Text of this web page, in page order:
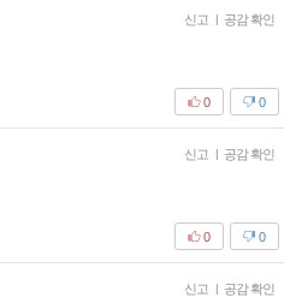
신고 | 공감 확인
0
0
신고 | 공감 확인
0
0
신고 | 공감 확인